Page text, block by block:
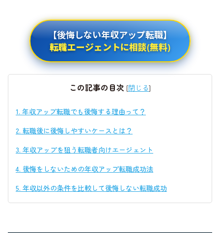
【後悔しない年収アップ転職】
転職エージェントに相談(無料)
この記事の目次 [閉じる]
1. 年収アップ転職でも後悔する理由って？
2. 転職後に後悔しやすいケースとは？
3. 年収アップを狙う転職者向けエージェント
4. 後悔をしないための年収アップ転職成功法
5. 年収以外の条件を比較して後悔しない転職成功